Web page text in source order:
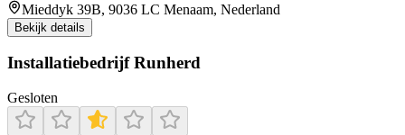
Mieddyk 39B, 9036 LC Menaam, Nederland
Bekijk details
Installatiebedrijf Runherd
Gesloten